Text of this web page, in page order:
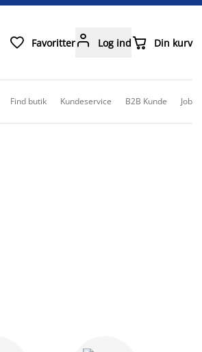
 Favoritter Log ind Din kurv
Find butik Kundeservice B2B Kunde Job